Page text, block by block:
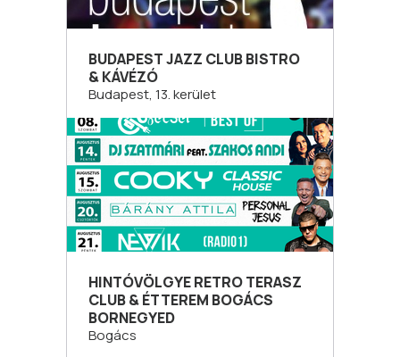
BUDAPEST JAZZ CLUB BISTRO
& KÁVÉZÓ
Budapest, 13. kerület
HINTÓVÖLGYE RETRO TERASZ
CLUB & ÉTTEREM BOGÁCS
BORNEGYED
Bogács